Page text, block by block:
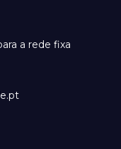
a rede fixa